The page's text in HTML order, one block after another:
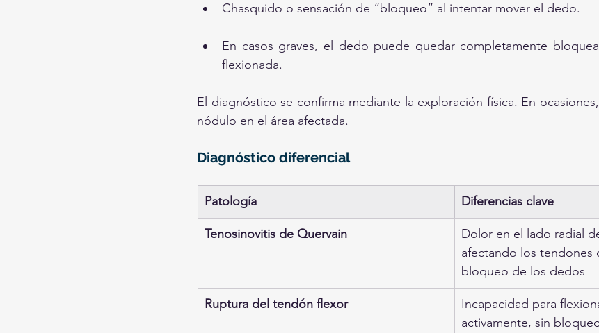
Chasquido o sensación de “bloqueo” al intentar mover el dedo.
En casos graves, el dedo puede quedar completamente
flexionada.
El diagnóstico se confirma mediante la exploración física. En
nódulo en el área afectada.
Diagnóstico diferencial
Patología Diferencias clave
Tenosinovitis de Quervain
Dolor en el lado radial
afectando los tendones
bloqueo de los dedos
Ruptura del tendón flexor
Incapacidad para
activamente, sin